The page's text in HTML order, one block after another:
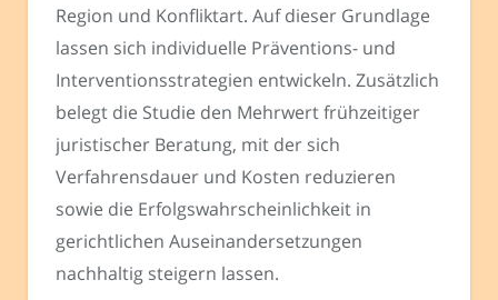
Region und Konfliktart. Auf dieser Grundlage
lassen sich individuelle Präventions- und
Interventionsstrategien entwickeln. Zusätzlich
belegt die Studie den Mehrwert frühzeitiger
juristischer Beratung, mit der sich
Verfahrensdauer und Kosten reduzieren
sowie die Erfolgswahrscheinlichkeit in
gerichtlichen Auseinandersetzungen
nachhaltig steigern lassen.